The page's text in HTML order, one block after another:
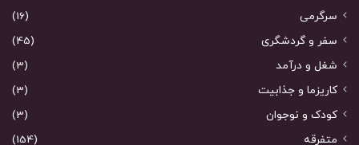
سرگرمی
(16)
سفر و گردشگری
(45)
شغل و درآمد
(3)
کاریزما و جذابیت
(3)
کودک و نوجوان
(3)
متفرقه
(154)